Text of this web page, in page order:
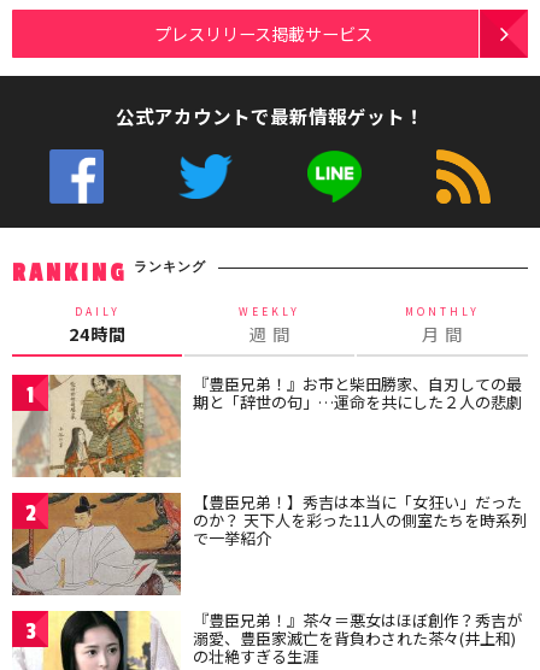
プレスリリース掲載サービス
公式アカウントで最新情報ゲット！
RANKING ランキング
DAILY
24時間
WEEKLY
週 間
MONTHLY
月 間
1 『豊臣兄弟！』お市と柴田勝家、自刃しての最
期と「辞世の句」…運命を共にした２人の悲劇
2 【豊臣兄弟！】秀吉は本当に「女狂い」だった
のか？ 天下人を彩った11人の側室たちを時系列
で一挙紹介
3 『豊臣兄弟！』茶々＝悪女はほぼ創作？秀吉が
溺愛、豊臣家滅亡を背負わされた茶々(井上和)
の壮絶すぎる生涯